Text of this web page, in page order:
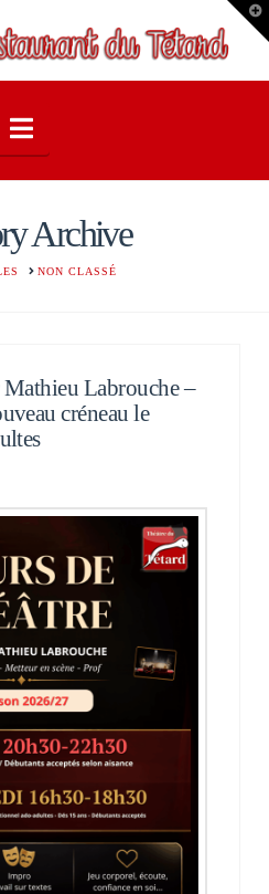
Navigation
Archive
NON CLASSÉ
Mathieu Labrouche –
créneau le